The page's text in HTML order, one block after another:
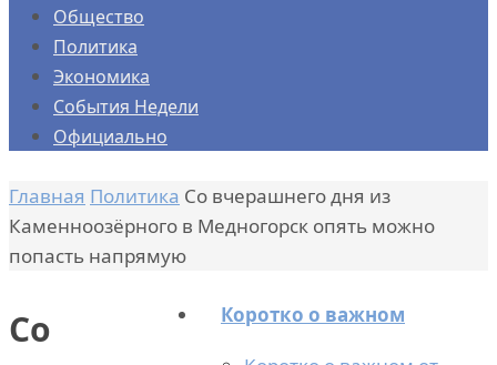
Общество
Политика
Экономика
События Недели
Официально
Главная Политика Со вчерашнего дня из
Каменноозёрного в Медногорск опять можно
попасть напрямую
Со
Коротко о важном